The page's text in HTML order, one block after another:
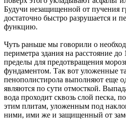
Будучи незащищенной от пучения
достаточно быстро разрушается и
функцию.
Чуть раньше мы говорили о
периметра здания на расстояние до
пределы для предотвращения
фундаментом. Так вот уложенные
пенополистирола выполняют еще
являются по сути отмосткой.
вода проходит сквозь слой песка,
этим плитам, уложенным под
ними, ими же и защищенный от